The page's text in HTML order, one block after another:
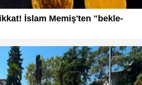
İslam Memiş'ten "bekle-